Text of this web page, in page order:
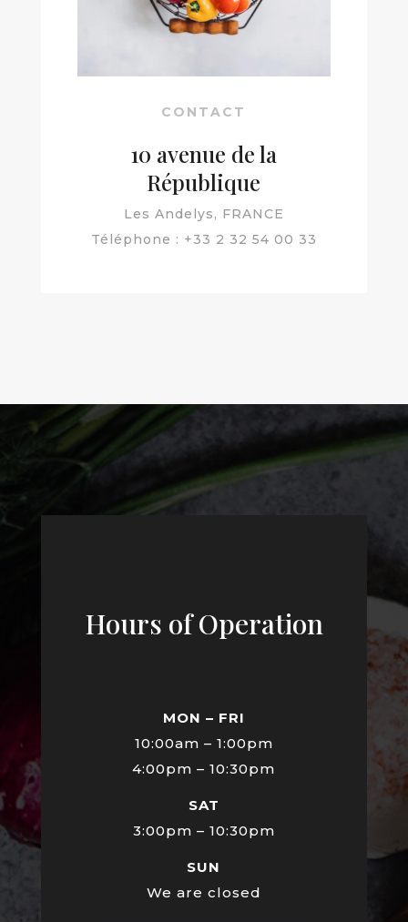
CONTACT
10 avenue de la
République
Les Andelys, FRANCE
Téléphone : +33 2 32 54 00 33
Hours of Operation
MON – FRI
10:00am – 1:00pm
4:00pm – 10:30pm
SAT
3:00pm – 10:30pm
SUN
We are closed